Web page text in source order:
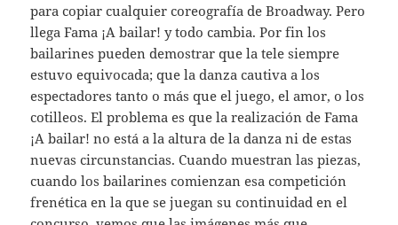
para copiar cualquier coreografía de Broadway. Pero
llega Fama ¡A bailar! y todo cambia. Por fin los
bailarines pueden demostrar que la tele siempre
estuvo equivocada; que la danza cautiva a los
espectadores tanto o más que el juego, el amor, o los
cotilleos. El problema es que la realización de Fama
¡A bailar! no está a la altura de la danza ni de estas
nuevas circunstancias. Cuando muestran las piezas,
cuando los bailarines comienzan esa competición
frenética en la que se juegan su continuidad en el